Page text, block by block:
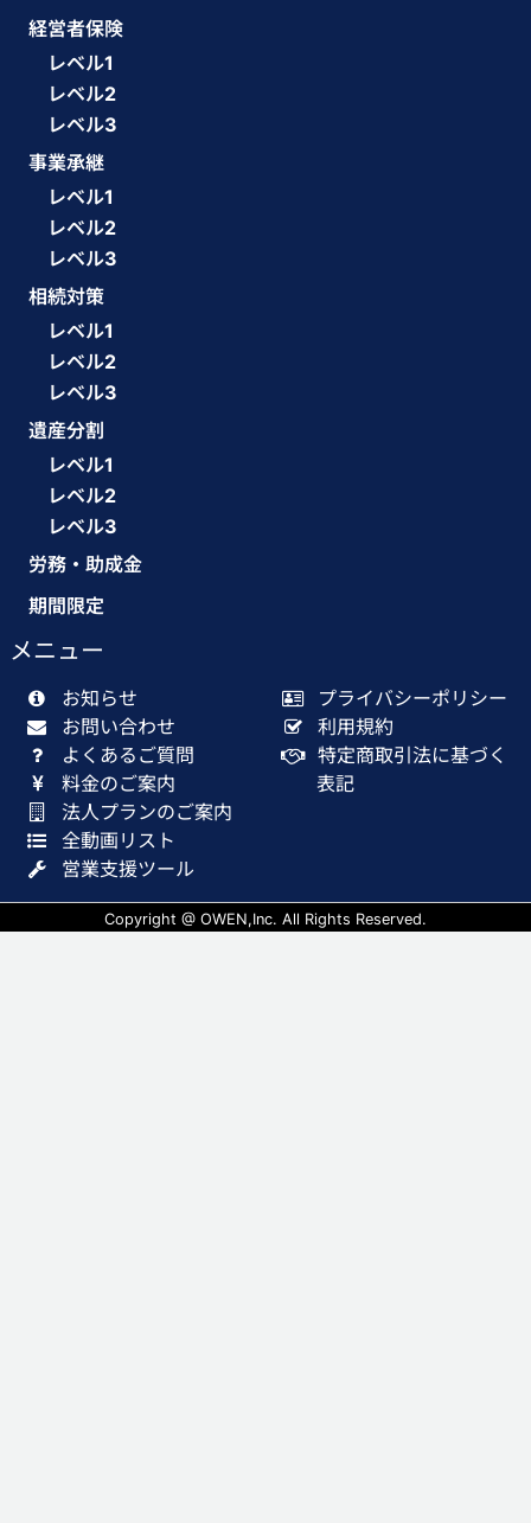
経営者保険
レベル1
レベル2
レベル3
事業承継
レベル1
レベル2
レベル3
相続対策
レベル1
レベル2
レベル3
遺産分割
レベル1
レベル2
レベル3
労務・助成金
期間限定
メニュー
お知らせ
お問い合わせ
よくあるご質問
料金のご案内
法人プランのご案内
全動画リスト
営業支援ツール
プライバシーポリシー
利用規約
特定商取引法に基づく
表記
Copyright @ OWEN,Inc. All Rights Reserved.